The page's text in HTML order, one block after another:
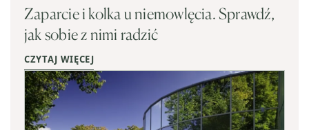
Zaparcie i kolka u niemowlęcia. Sprawdź,
jak sobie z nimi radzić
CZYTAJ WIĘCEJ